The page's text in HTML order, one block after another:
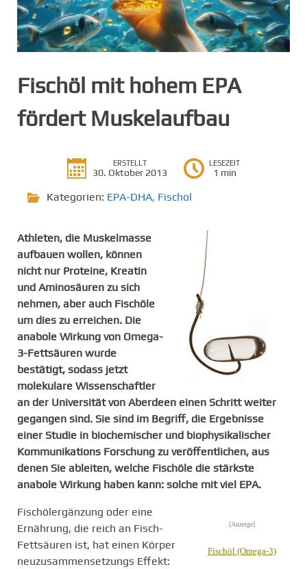
Fischöl mit hohem EPA
fördert Muskelaufbau
ERSTELLT
30. Oktober 2013
LESEZEIT
1 min
Kategorien: EPA-DHA, Fischol
Athleten, die Muskelmasse
aufbauen wollen, können
nicht nur Proteine, Kreatin
und Aminosäuren zu sich
nehmen, aber auch Fischöle
um dies zu erreichen. Die
anabole Wirkung von Omega-
3-Fettsäuren wurde
bestätigt, sodass jetzt
molekulare Wissenschaftler
an der Universität von Aberdeen einen Schritt weiter
gegangen sind. Sie sind im Begriff, die Ergebnisse
einer Studie in biochemischer und biophysikalischer
Kommunikations Forschung zu veröffentlichen, aus
denen Sie ableiten, welche Fischöle die stärkste
anabole Wirkung haben kann: solche mit viel EPA.
[Anzeige]
Fischöl (Omega-3)
Fischölergänzung oder eine
Ernährung, die reich an Fisch-
Fettsäuren ist, hat einen Körper
neuzusammensetzungs Effekt: